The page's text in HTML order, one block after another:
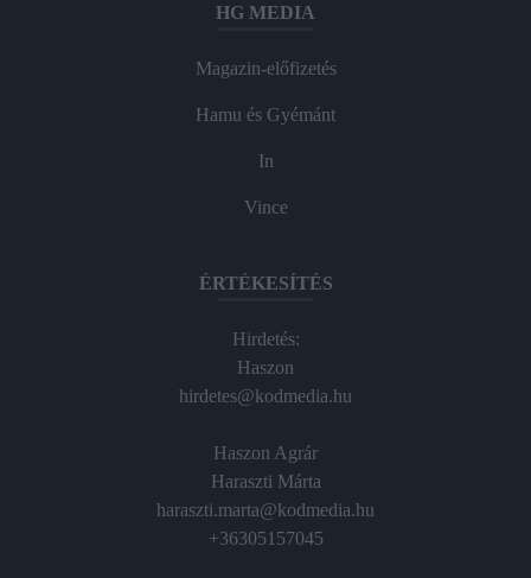
HG MEDIA
Magazin-előfizetés
Hamu és Gyémánt
In
Vince
ÉRTÉKESÍTÉS
Hirdetés:
Haszon
hirdetes@kodmedia.hu
Haszon Agrár
Haraszti Márta
haraszti.marta@kodmedia.hu
+36305157045